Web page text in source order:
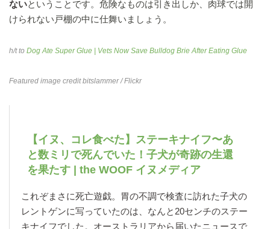
ないということです。危険なものは引き出しか、肉球では開
けられない戸棚の中に仕舞いましょう。
h/t to Dog Ate Super Glue | Vets Now Save Bulldog Brie After Eating Glue
Featured image creditbitslammer/ Flickr
【イヌ、コレ食べた】ステーキナイフ〜あ
と数ミリで死んでいた！子犬が奇跡の生還
を果たす | the WOOF イヌメディア
これぞまさに死亡遊戯。胃の不調で検査に訪れた子犬の
レントゲンに写っていたのは、なんと20センチのステー
キナイフでした。オーストラリアから届いたニュースで